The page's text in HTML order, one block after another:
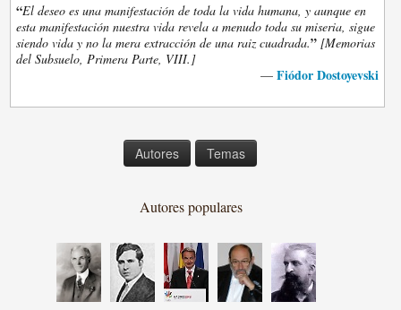
“El deseo es una manifestación de toda la vida humana, y aunque en
esta manifestación nuestra vida revela a menudo toda su miseria, sigue
siendo vida y no la mera extracción de una raiz cuadrada.” [Memorias
del Subsuelo, Primera Parte, VIII.]
— Fiódor Dostoyevski
Autores Temas
Autores populares